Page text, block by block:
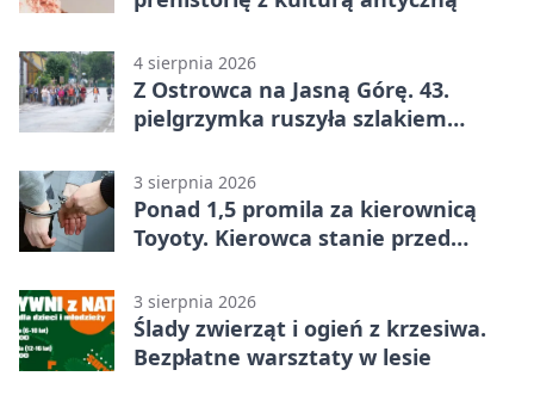
4 sierpnia 2026
Z Ostrowca na Jasną Górę. 43.
pielgrzymka ruszyła szlakiem
3 sierpnia 2026
Ponad 1,5 promila za kierownicą
Toyoty. Kierowca stanie przed
3 sierpnia 2026
Ślady zwierząt i ogień z krzesiwa.
Bezpłatne warsztaty w lesie